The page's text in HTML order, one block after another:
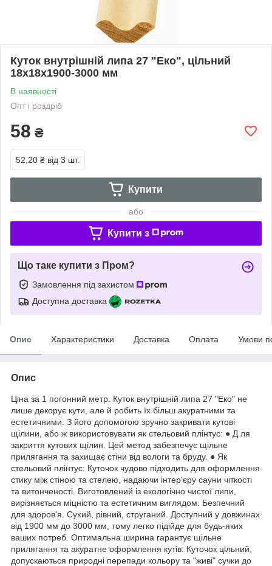
Куток внутрішній липа 27 "Еко", цільний
18х18х1900-3000 мм
В наявності
Опт і роздріб
58 ₴
52,20 ₴ від 3 шт.
Купити
або
Купити з
Що таке купити з Пром?
Замовлення під захистом
Доступна доставка
Опис Характеристики Доставка Оплата Умови
Опис
Ціна за 1 погонний метр. Куток внутрішній липа 27 "Еко" не
лише декорує кути, але й робить їх більш акуратними та
естетичними. З його допомогою зручно закривати кутові
щілини, або ж використовувати як стельовий плінтус: ● Д ля
закриття кутових щілин. Цей метод забезпечує щільне
прилягання та захищає стіни від вологи та бруду. ● Як
стельовий плінтус: Куточок чудово підходить для оформлення
стику між стіною та стелею, надаючи інтер'єру сауни чіткості
та витонченості. Виготовлений із екологічно чистої липи,
вирізняється міцністю та естетичним виглядом. Безпечний
для здоров'я. Сухий, рівний, струганий. Доступний у довжинах
від 1900 мм до 3000 мм, тому легко підійде для будь-яких
ваших потреб. Оптимальна ширина гарантує щільне
прилягання та акуратне оформлення кутів. Куточок цільний,
допускаються природні перепади кольору та "живі" сучки до